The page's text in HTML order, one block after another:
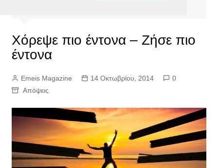
Χόρεψε πιο έντονα – Ζήσε πιο
έντονα
Emeis Magazine 14 Οκτωβρίου, 2014
0
Απόψεις